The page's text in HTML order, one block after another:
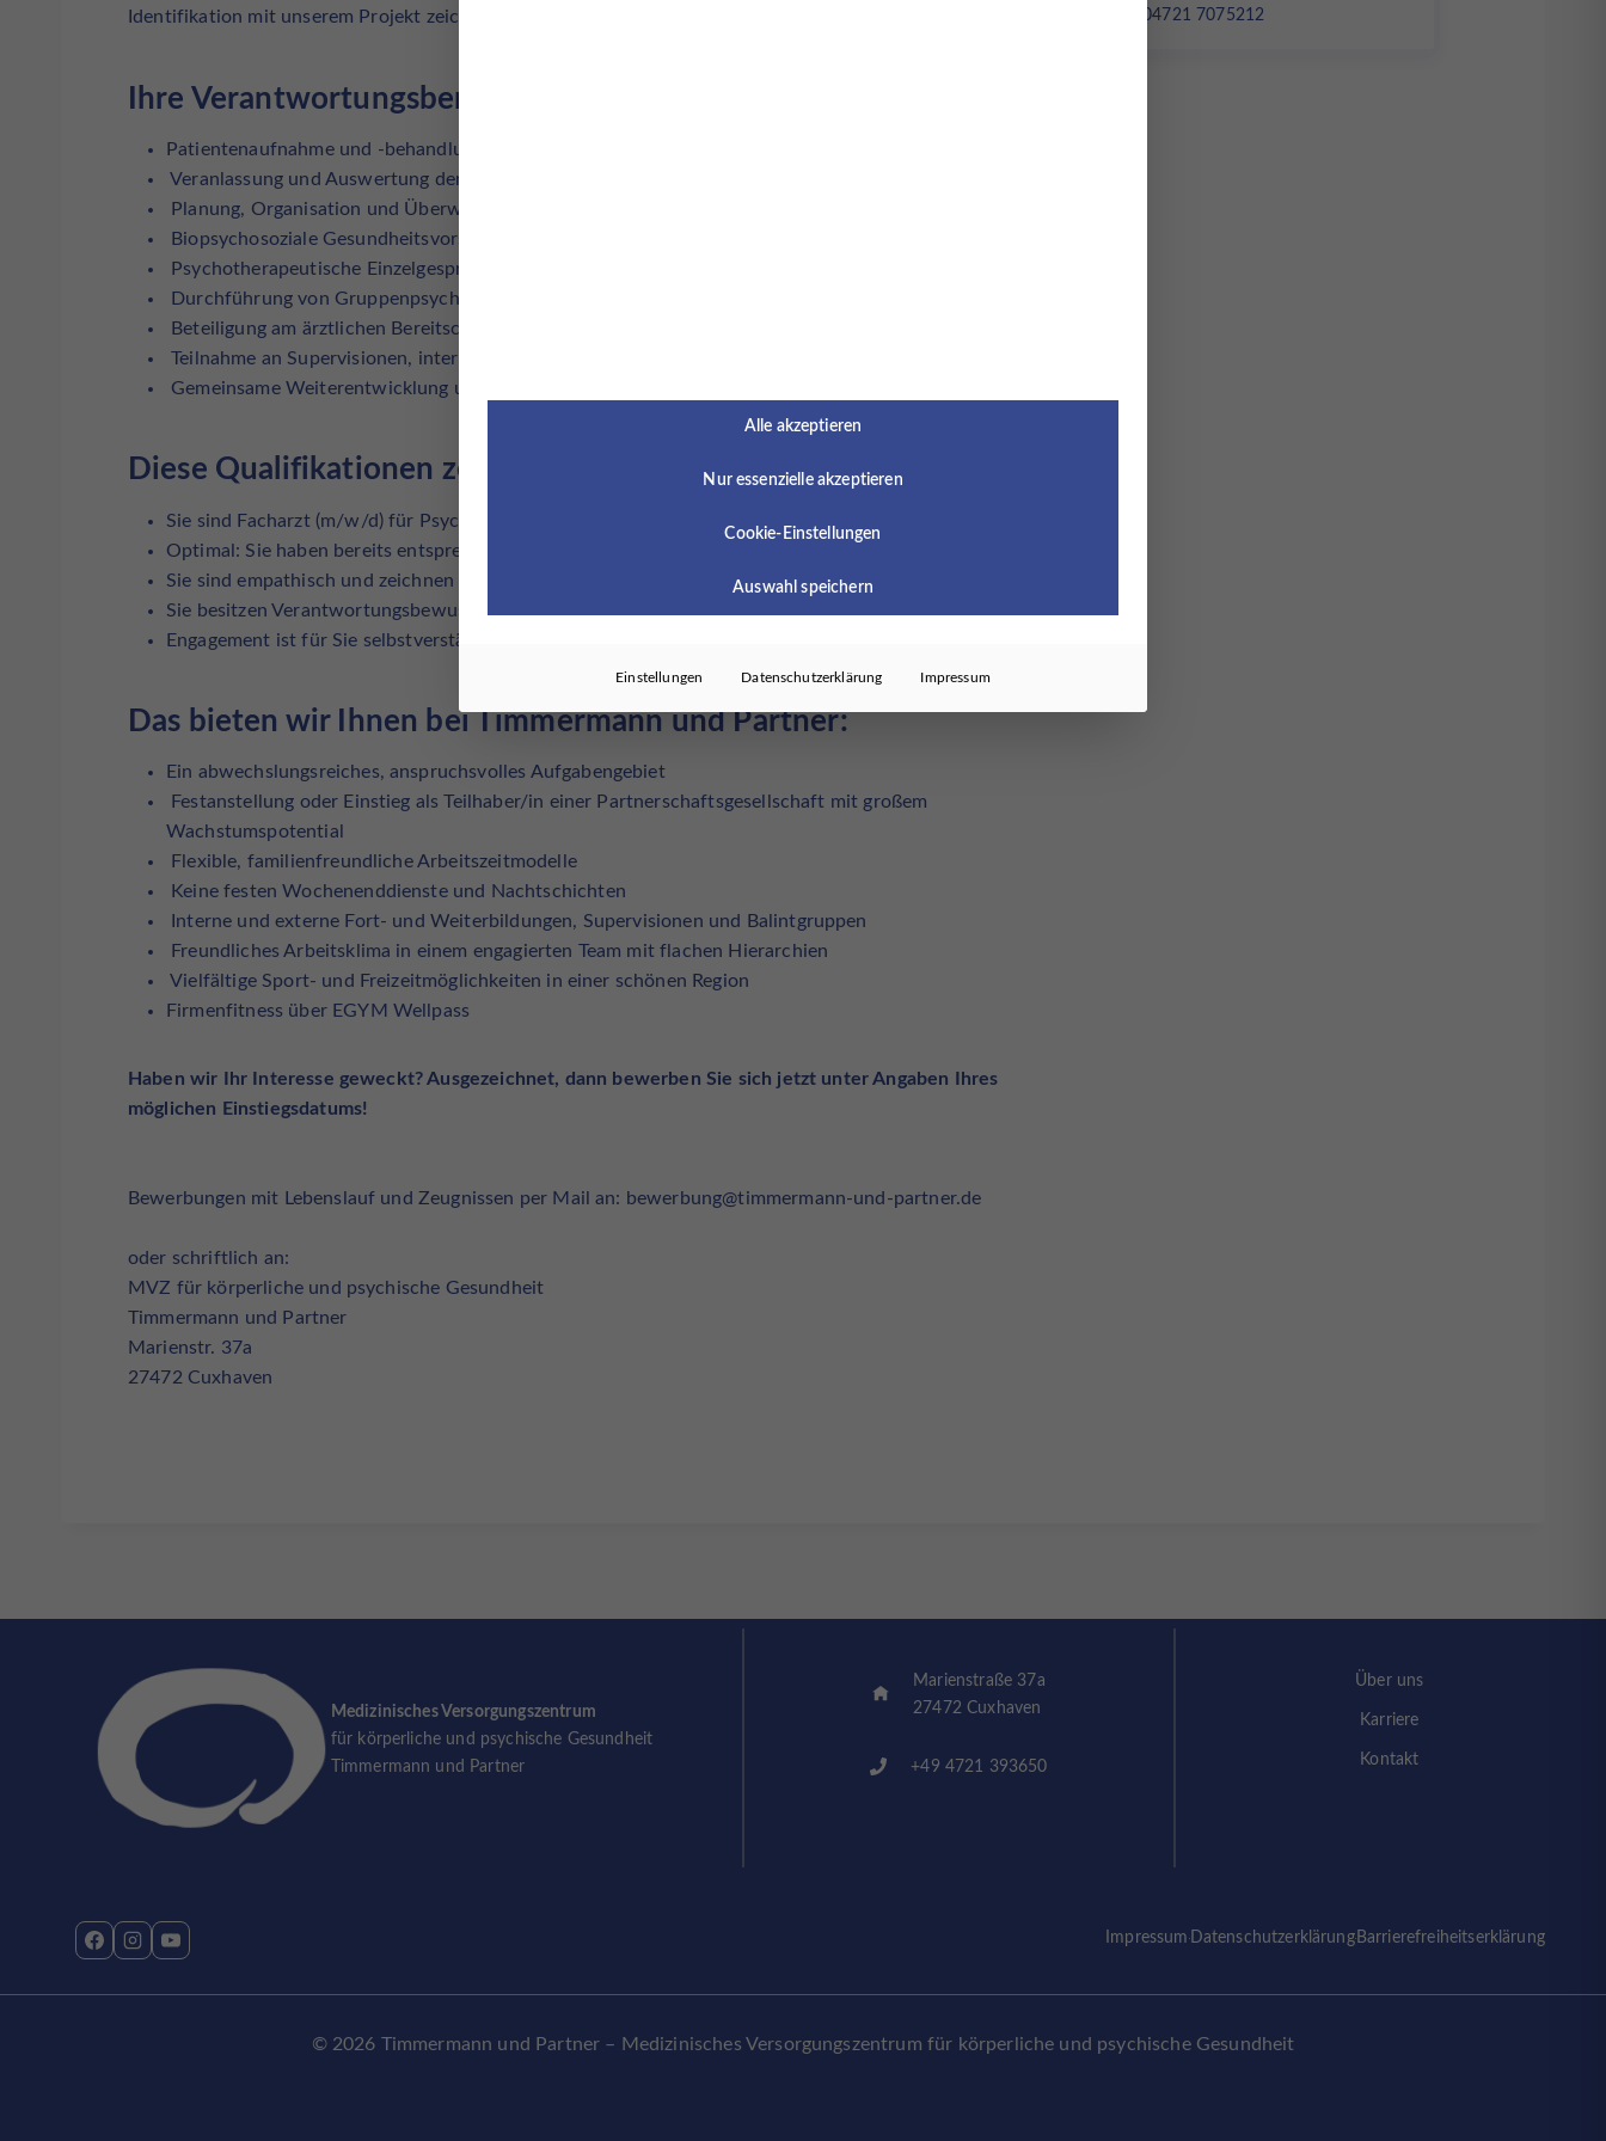
Identifikation mit unserem Projekt zeichnen uns aus.
Ihre Verantwortungsbereiche:
Patientenaufnahme und -behandlung in der psychiatrischen Sprechstunde
Veranlassung und Auswertung der erforderlichen Diagnostik
Planung, Organisation und Überwachung des Therapieprogramms
Biopsychosoziale Gesundheitsvorsorge
Psychotherapeutische Einzelgespräche und Kriseninterventionen
Durchführung von Gruppenpsychotherapien
Beteiligung am ärztlichen Bereitschaftsdienst
Teilnahme an Supervisionen, internen und externen Fort- und Weiterbildungen
Gemeinsame Weiterentwicklung unseres innovativen Behandlungsangebotes
Diese Qualifikationen zeichnen Sie aus:
Sie sind Facharzt (m/w/d) für Psychiatrie und Psychotherapie
Optimal: Sie haben bereits entsprechende Berufserfahrungen sammeln können
Sie sind empathisch und zeichnen sich durch Flexibilität und innovatives Denken aus
Sie besitzen Verantwortungsbewusstsein und soziale Kompetenz
Engagement ist für Sie selbstverständlich
Das bieten wir Ihnen bei Timmermann und Partner:
Ein abwechslungsreiches, anspruchsvolles Aufgabengebiet
Festanstellung oder Einstieg als Teilhaber/in einer Partnerschaftsgesellschaft mit großem
Wachstumspotential
Flexible, familienfreundliche Arbeitszeitmodelle
Keine festen Wochenenddienste und Nachtschichten
Interne und externe Fort- und Weiterbildungen, Supervisionen und Balintgruppen
Freundliches Arbeitsklima in einem engagierten Team mit flachen Hierarchien
Vielfältige Sport- und Freizeitmöglichkeiten in einer schönen Region
Firmenfitness über EGYM Wellpass
Haben wir Ihr Interesse geweckt? Ausgezeichnet, dann bewerben Sie sich jetzt unter Angaben Ihres
möglichen Einstiegsdatums!
Bewerbungen mit Lebenslauf und Zeugnissen per Mail an: bewerbung@timmermann-und-partner.de
oder schriftlich an:
MVZ für körperliche und psychische Gesundheit
Timmermann und Partner
Marienstr. 37a
27472 Cuxhaven
Tel. : 04721 7075212
Medizinisches Versorgungszentrum
für körperliche und psychische Gesundheit
Timmermann und Partner
Marienstraße 37a
27472 Cuxhaven
+49 4721 393650
Über uns
Karriere
Kontakt
ImpressumDatenschutzerklärungBarrierefreiheitserklärung
© 2026 Timmermann und Partner – Medizinisches Versorgungszentrum für körperliche und psychische Gesundheit
Alle akzeptieren
Nur essenzielle akzeptieren
Cookie-Einstellungen
Auswahl speichern
Einstellungen Datenschutzerklärung Impressum